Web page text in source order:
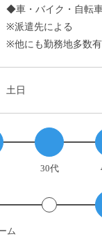
◆車・バイク・自転
※派遣先による
※他にも勤務地多数有
土日
30代
ム